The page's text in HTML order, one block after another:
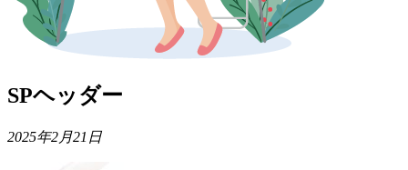
SPヘッダー
2025年2月21日